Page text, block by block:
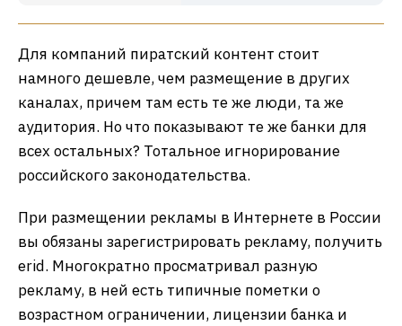
Для компаний пиратский контент стоит
намного дешевле, чем размещение в других
каналах, причем там есть те же люди, та же
аудитория. Но что показывают те же банки для
всех остальных? Тотальное игнорирование
российского законодательства.
При размещении рекламы в Интернете в России
вы обязаны зарегистрировать рекламу, получить
erid. Многократно просматривал разную
рекламу, в ней есть типичные пометки о
возрастном ограничении, лицензии банка и